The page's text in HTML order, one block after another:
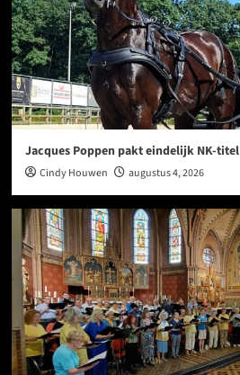
Jacques Poppen pakt eindelijk NK-titel
Cindy Houwen augustus 4, 2026